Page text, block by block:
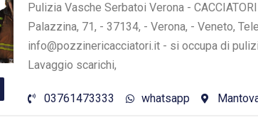
Pulizia Vasche Serbatoi Verona -
Palazzina, 71, - 37134, - Verona, - Veneto,
info@pozzinericacciatori.it - si occupa di
Lavaggio scarichi,
03761473333 whatsapp